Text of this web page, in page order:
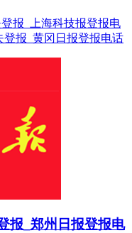
报_上海科技报登报电
报_黄冈日报登报电话
报_郑州日报登报电